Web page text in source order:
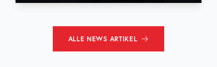
ALLE NEWS ARTIKEL